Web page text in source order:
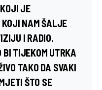
JE
KOJI NAM ŠALJE
I RADIO.
BI TIJEKOM UTRKA
TAKO DA SVAKI
ŠTO SE